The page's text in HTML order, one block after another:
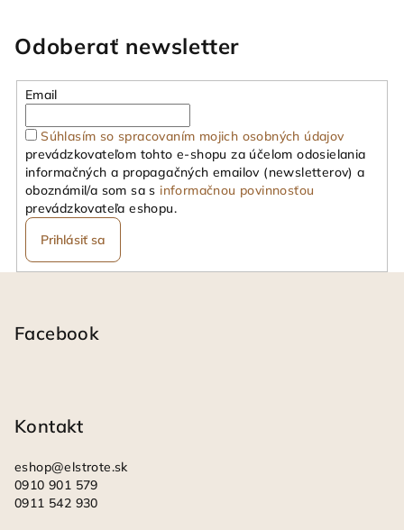
Odoberať newsletter
Email
Súhlasím so spracovaním mojich osobných údajov
prevádzkovateľom tohto e-shopu za účelom odosielania
informačných a propagačných emailov (newsletterov) a
oboznámil/a som sa s informačnou povinnosťou
prevádzkovateľa eshopu.
Prihlásiť sa
Facebook
Kontakt
eshop@elstrote.sk
0910 901 579
0911 542 930